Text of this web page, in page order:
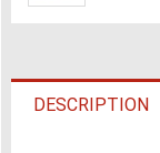
DESCRIPTION